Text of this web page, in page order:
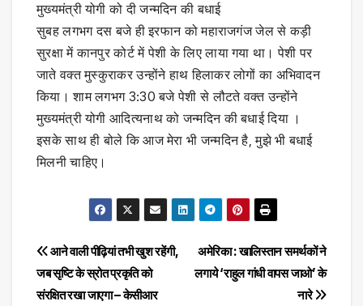
मुख्यमंत्री योगी को दी जन्मदिन की बधाई
सुबह लगभग दस बजे ही इरफान को महाराजगंज जेल से कड़ी
सुरक्षा में कानपुर कोर्ट में पेशी के लिए लाया गया था। पेशी पर
जाते वक्त मुस्कुराकर उन्होंने हाथ हिलाकर लोगों का अभिवादन
किया। शाम लगभग 3:30 बजे पेशी से लौटते वक्त उन्होंने
मुख्यमंत्री योगी आदित्यनाथ को जन्मदिन की बधाई दिया ।
इसके साथ ही बोले कि आज मेरा भी जन्मदिन है, मुझे भी बधाई
मिलनी चाहिए।
Post
navigation
अमेरिका : खालिस्तान समर्थकों ने
लगाये ‘राहुल गांधी वापस जाओ’ के
नारे
आने वाली पीढ़ियां तभी खुश रहेंगी,
जब सृष्टि के स्रोत प्रकृति को
संरक्षित रखा जाएगा – केसीआर